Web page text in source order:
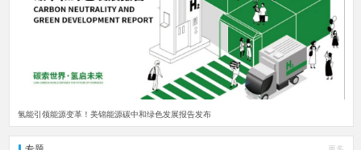
氢能引领能源变革！美锦能源碳中和绿色发展报告发布